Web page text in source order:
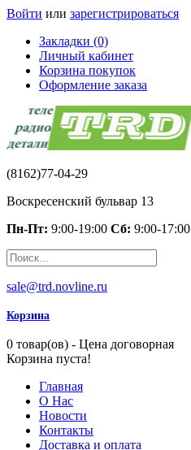
Войти или зарегистрироваться
Закладки (0)
Личный кабинет
Корзина покупок
Оформление заказа
(8162)77-04-29
Воскресенский бульвар 13
Пн-Пт: 9:00-19:00 Сб: 9:00-17:00
sale@trd.novline.ru
Корзина
0 товар(ов) - Цена договорная
Корзина пуста!
Главная
О Нас
Новости
Контакты
Доставка и оплата